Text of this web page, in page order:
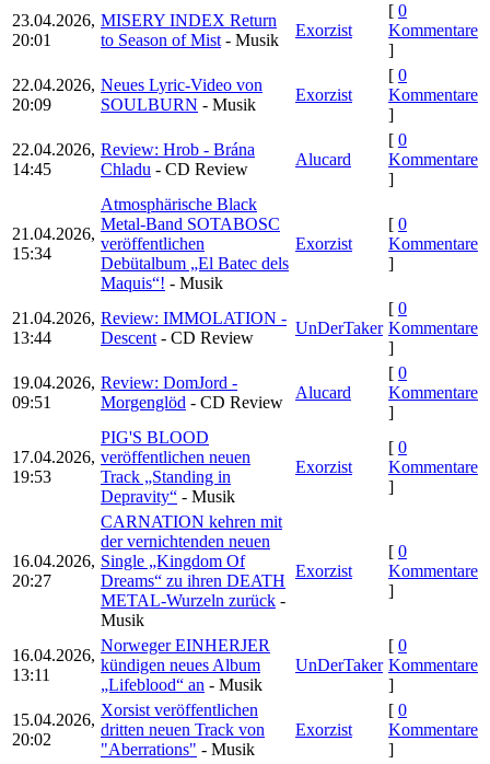
23.04.2026,
20:01
MISERY INDEX Return
to Season of Mist - Musik
Exorzist
[ 0
Kommentare
]
22.04.2026,
20:09
Neues Lyric-Video von
SOULBURN - Musik
Exorzist
[ 0
Kommentare
]
22.04.2026,
14:45
Review: Hrob - Brána
Chladu - CD Review
Alucard
[ 0
Kommentare
]
21.04.2026,
15:34
Atmosphärische Black
Metal-Band SOTABOSC
veröffentlichen
Debütalbum „El Batec dels
Maquis“! - Musik
Exorzist
[ 0
Kommentare
]
21.04.2026,
13:44
Review: IMMOLATION -
Descent - CD Review
UnDerTaker
[ 0
Kommentare
]
19.04.2026,
09:51
Review: DomJord -
Morgenglöd - CD Review
Alucard
[ 0
Kommentare
]
17.04.2026,
19:53
PIG'S BLOOD
veröffentlichen neuen
Track „Standing in
Depravity“ - Musik
Exorzist
[ 0
Kommentare
]
16.04.2026,
20:27
CARNATION kehren mit
der vernichtenden neuen
Single „Kingdom Of
Dreams“ zu ihren DEATH
METAL-Wurzeln zurück -
Musik
Exorzist
[ 0
Kommentare
]
16.04.2026,
13:11
Norweger EINHERJER
kündigen neues Album
„Lifeblood“ an - Musik
UnDerTaker
[ 0
Kommentare
]
15.04.2026,
20:02
Xorsist veröffentlichen
dritten neuen Track von
"Aberrations" - Musik
Exorzist
[ 0
Kommentare
]